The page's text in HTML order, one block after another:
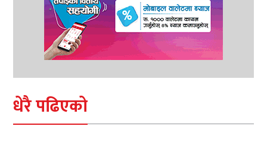
धेरै पढिएको